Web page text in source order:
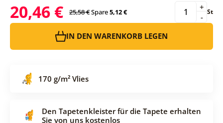
20,46 € 25,58 €Spare5,12 € -
+ St
IN DEN WARENKORB LEGEN
170 g/m² Vlies
Den Tapetenkleister für die Tapete erhalten
Sie von uns kostenlos